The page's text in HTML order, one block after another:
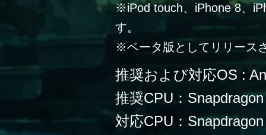
※iPod touch、iPhone 8、
す。
※ベータ版としてリリース
推奨および対応OS :
推奨CPU：
対応CPU：